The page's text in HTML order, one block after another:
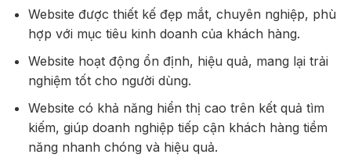
Website được thiết kế đẹp mắt, chuyên nghiệp, phù
hợp với mục tiêu kinh doanh của khách hàng.
Website hoạt động ổn định, hiệu quả, mang lại trải
nghiệm tốt cho người dùng.
Website có khả năng hiển thị cao trên kết quả tìm
kiếm, giúp doanh nghiệp tiếp cận khách hàng tiềm
năng nhanh chóng và hiệu quả.